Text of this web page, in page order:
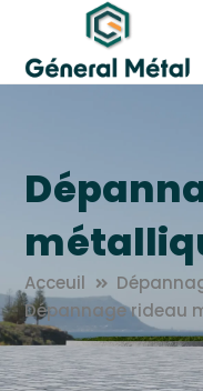
Acceuil
Dépannage rideau